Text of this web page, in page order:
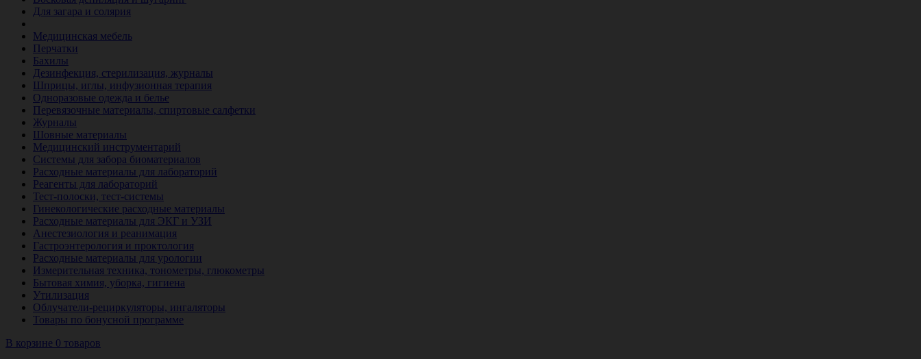
Для загара и солярия
Медицинская мебель
Перчатки
Бахилы
Дезинфекция, стерилизация, журналы
Шприцы, иглы, инфузионная терапия
Одноразовые одежда и белье
Перевязочные материалы, спиртовые салфетки
Журналы
Шовные материалы
Медицинский инструментарий
Системы для забора биоматериалов
Расходные материалы для лабораторий
Реагенты для лабораторий
Тест-полоски, тест-системы
Гинекологические расходные материалы
Расходные материалы для ЭКГ и УЗИ
Анестезиология и реанимация
Гастроэнтерология и проктология
Расходные материалы для урологии
Измерительная техника, тонометры, глюкометры
Бытовая химия, уборка, гигиена
Утилизация
Облучатели-рециркуляторы, ингаляторы
Товары по бонусной программе
В корзине 0 товаров